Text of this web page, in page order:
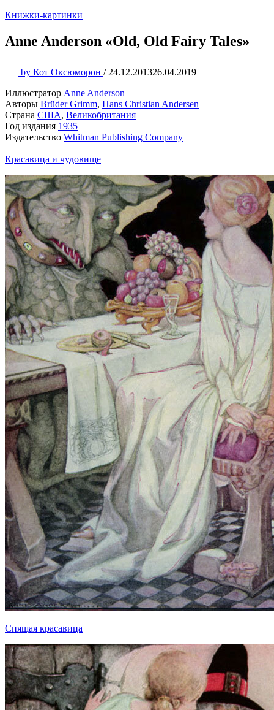
Книжки-картинки
Anne Anderson «Old, Old Fairy Tales»
by Кот Оксюморон / 24.12.201326.04.2019
Иллюстратор Anne Anderson
Авторы Brüder Grimm, Hans Christian Andersen
Страна США, Великобритания
Год издания 1935
Издательство Whitman Publishing Company
Красавица и чудовище
Спящая красавица